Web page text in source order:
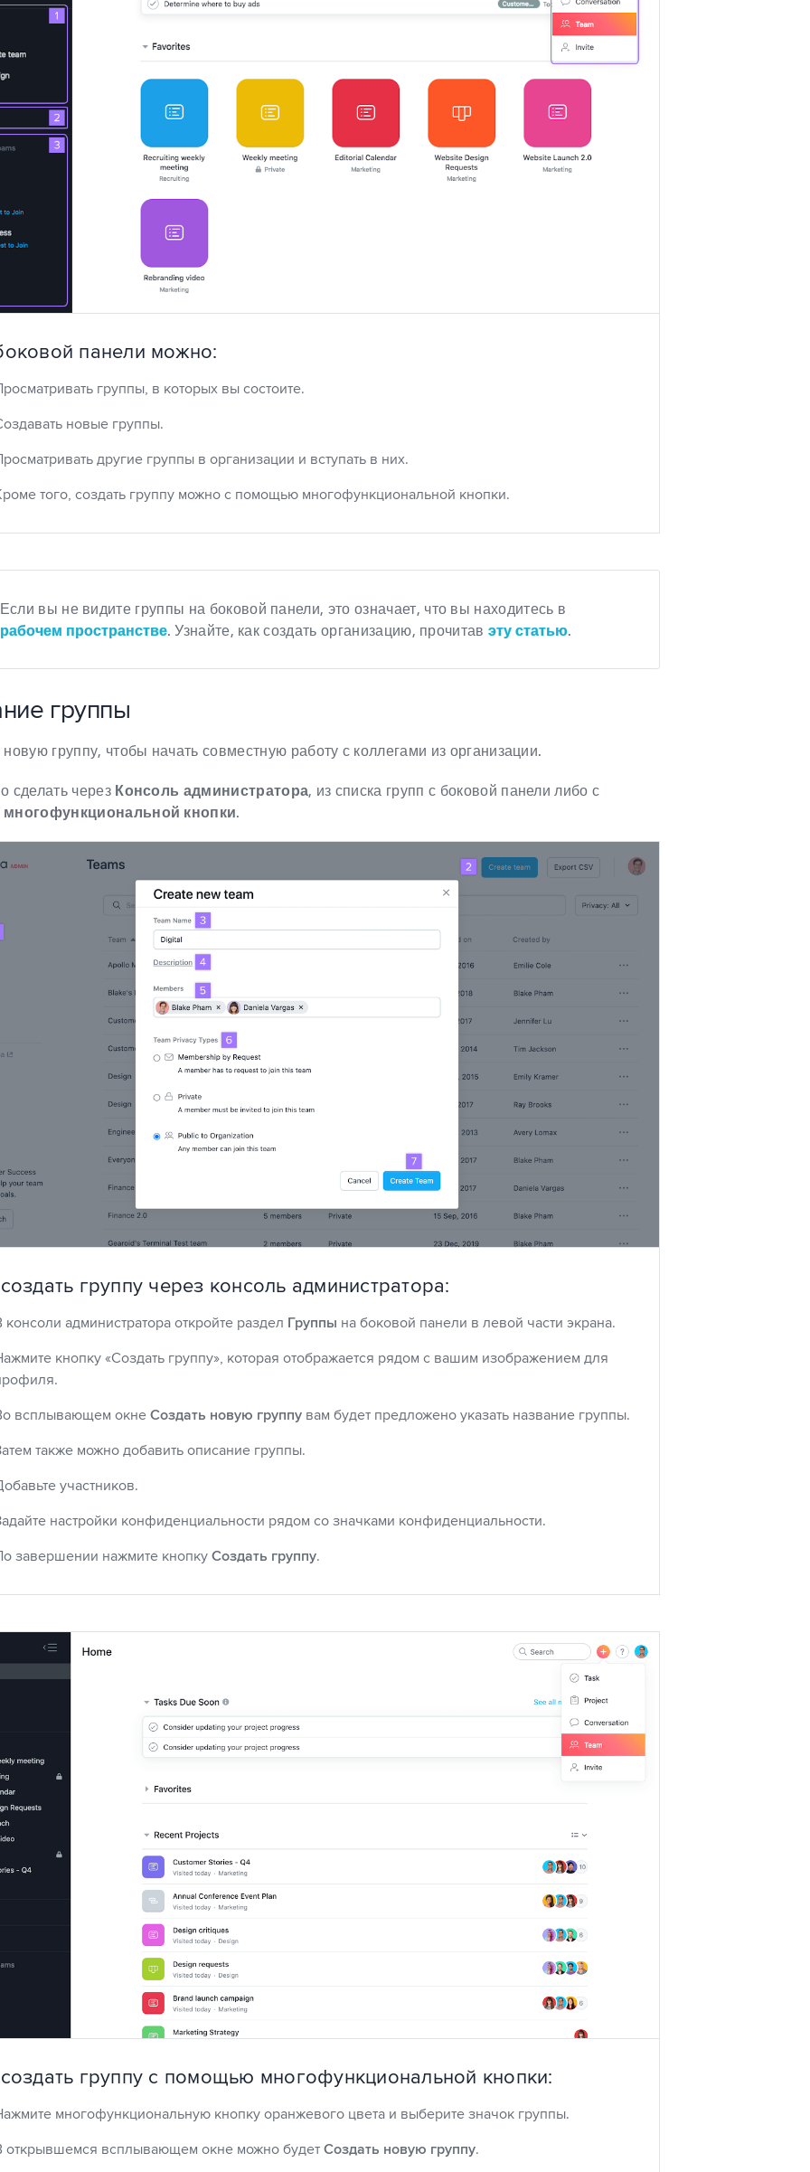
панели можно:
группы, в которых вы состоите.
новые группы.
другие группы в организации и вступать в них.
того, создать группу можно с помощью многофункциональной кнопки.
Если вы не видите группы на боковой панели, это означает, что вы находитесь в
рабочем пространстве. Узнайте, как создать организацию, прочитавэту статью.
группы
группу, чтобы начать совместную работу с коллегами из организации.
сделать через Консоль администратора, из списка групп с боковой панели либо с
многофункциональной кнопки.
группу через консоль администратора:
консоли администратора откройте раздел Группы на боковой панели в левой части экрана.
кнопку «Создать группу», которая отображается рядом с вашим изображением для
всплывающем окне Создать новую группувам будет предложено указать название группы.
также можно добавить описание группы.
участников.
настройки конфиденциальности рядом со значками конфиденциальности.
завершении нажмите кнопку Создать группу.
группу с помощью многофункциональной кнопки:
многофункциональную кнопку оранжевого цвета и выберите значок группы.
открывшемся всплывающем окне можно будет Создать новую группу.